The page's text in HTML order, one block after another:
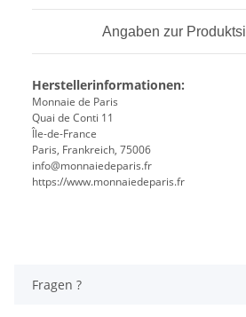
Angaben zur
Herstellerinformationen:
Monnaie de Paris
Quai de Conti 11
Île-de-France
Paris, Frankreich, 75006
info@monnaiedeparis.fr
https://www.monnaiedeparis.fr
Fragen ?